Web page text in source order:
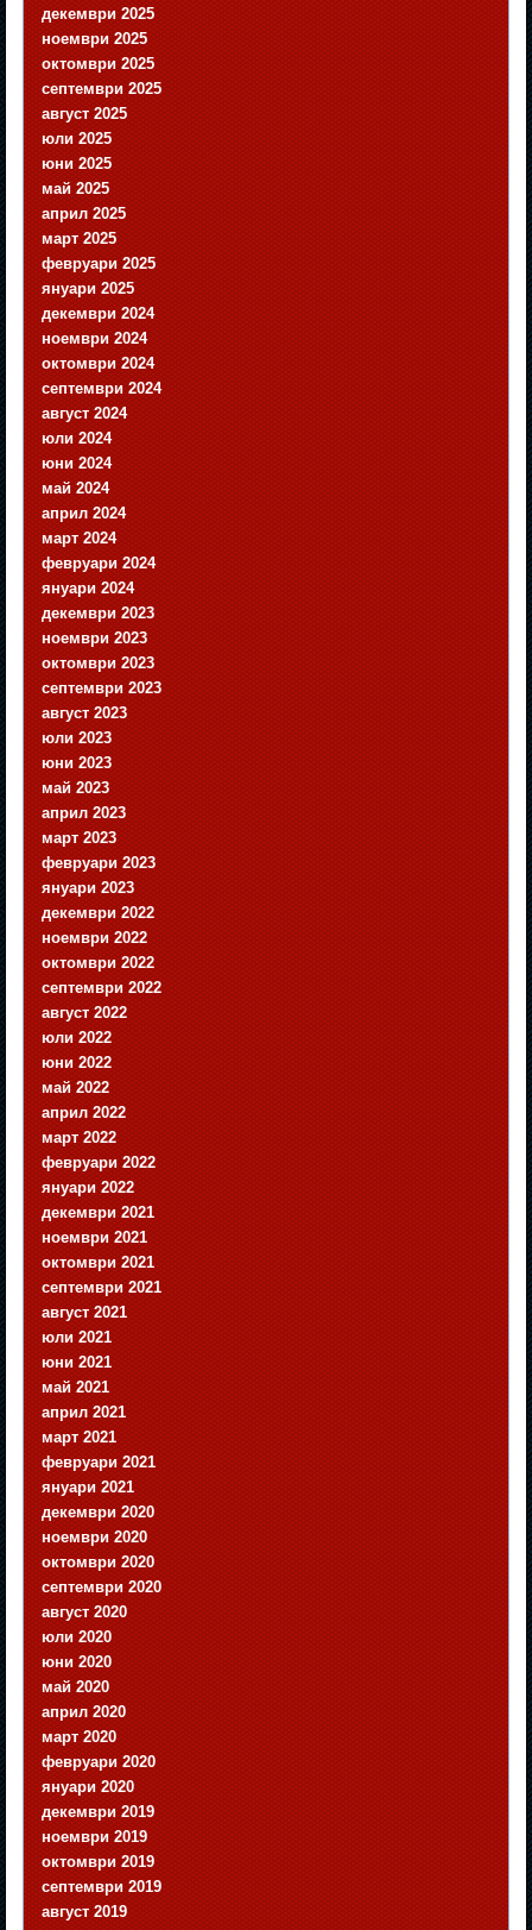
декември 2025
ноември 2025
октомври 2025
септември 2025
август 2025
юли 2025
юни 2025
май 2025
април 2025
март 2025
февруари 2025
януари 2025
декември 2024
ноември 2024
октомври 2024
септември 2024
август 2024
юли 2024
юни 2024
май 2024
април 2024
март 2024
февруари 2024
януари 2024
декември 2023
ноември 2023
октомври 2023
септември 2023
август 2023
юли 2023
юни 2023
май 2023
април 2023
март 2023
февруари 2023
януари 2023
декември 2022
ноември 2022
октомври 2022
септември 2022
август 2022
юли 2022
юни 2022
май 2022
април 2022
март 2022
февруари 2022
януари 2022
декември 2021
ноември 2021
октомври 2021
септември 2021
август 2021
юли 2021
юни 2021
май 2021
април 2021
март 2021
февруари 2021
януари 2021
декември 2020
ноември 2020
октомври 2020
септември 2020
август 2020
юли 2020
юни 2020
май 2020
април 2020
март 2020
февруари 2020
януари 2020
декември 2019
ноември 2019
октомври 2019
септември 2019
август 2019